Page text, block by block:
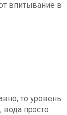
впитывание в
то уровень
вода просто